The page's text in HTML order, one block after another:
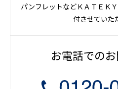
パンフレットなどＫＡＴＥＫ
付させていた
お電話での